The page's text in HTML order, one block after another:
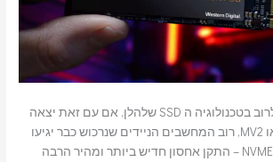
כיום אנו משתמשים לרוב בטכנולוגיה ה SSD שלהלן, אם עם זאת יצאה
גם טכנולוגת NVME, או MV2, רוב המחשבים הניידים שנרכוש כבר יגיעו
עם כונן M2 כשמו NVME 2.0 – התקן אחסון חדיש ביותר ומהיר הרבה